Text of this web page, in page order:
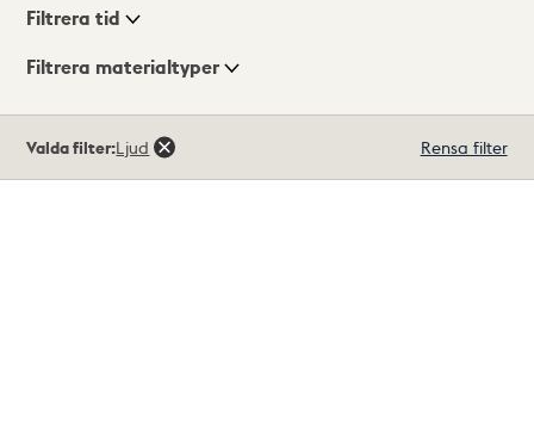
Visningsläge
Filtrera tid
Filtrera materialtyper
träffar
Valda filter:Ljud Rensa filter